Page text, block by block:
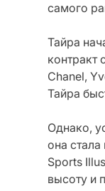
самого
Тайра
контракт
Chanel,
Тайра
Однако,
она
Sports
высоту и